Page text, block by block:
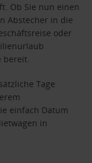
Ob Sie nun einen
Abstecher in die
oder
bereit.
Tage
einfach Datum
in